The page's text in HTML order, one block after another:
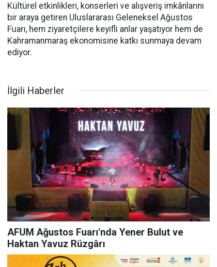
Kültürel etkinlikleri, konserleri ve alışveriş imkânlarını
bir araya getiren Uluslararası Geleneksel Ağustos
Fuarı, hem ziyaretçilere keyifli anlar yaşatıyor hem de
Kahramanmaraş ekonomisine katkı sunmaya devam
ediyor.
İlgili Haberler
AFUM Ağustos Fuarı'nda Yener Bulut ve
Haktan Yavuz Rüzgârı